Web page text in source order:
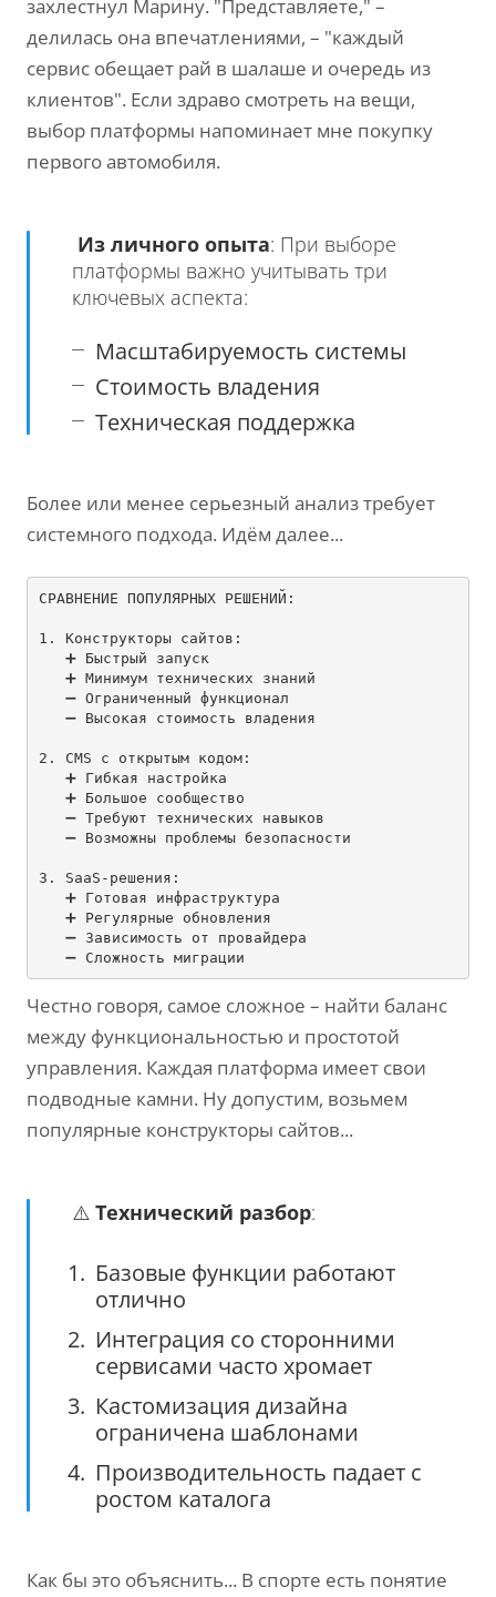
захлестнул Марину. "Представляете," –
делилась она впечатлениями, – "каждый
сервис обещает рай в шалаше и очередь из
клиентов". Если здраво смотреть на вещи,
выбор платформы напоминает мне покупку
первого автомобиля.
Из личного опыта: При выборе
платформы важно учитывать три
ключевых аспекта:
Масштабируемость системы
Стоимость владения
Техническая поддержка
Более или менее серьезный анализ требует
системного подхода. Идём далее...
СРАВНЕНИЕ ПОПУЛЯРНЫХ РЕШЕНИЙ:
1. Конструкторы сайтов:
2. CMS с открытым кодом:
3. SaaS-решения:
Честно говоря, самое сложное – найти баланс
между функциональностью и простотой
управления. Каждая платформа имеет свои
подводные камни. Ну допустим, возьмем
популярные конструкторы сайтов...
⚠️ Технический разбор:
Базовые функции работают
отлично
Интеграция со сторонними
сервисами часто хромает
Кастомизация дизайна
ограничена шаблонами
Производительность падает с
ростом каталога
Как бы это объяснить... В спорте есть понятие